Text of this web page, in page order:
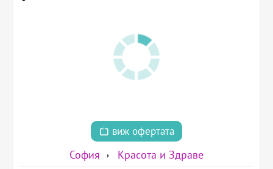
виж офертата
София Красота и Здраве